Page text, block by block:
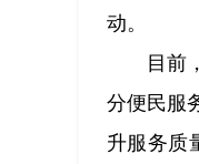
动。
目前
分便民服
升服务质